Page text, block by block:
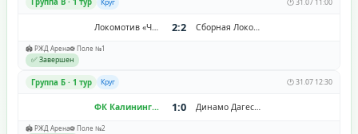
Группа В · 1 тур Круг 🕐 31.07 11:00
Локомотив «Черкизово» 2:2 Сборная Локобол 2026
🏟️ РЖД Арена⚽ Поле №1
✅ Завершен
Группа Б · 1 тур Круг 🕐 31.07 12:30
ФК Калининград 1:0 Динамо Дагестан
🏟️ РЖД Арена⚽ Поле №2